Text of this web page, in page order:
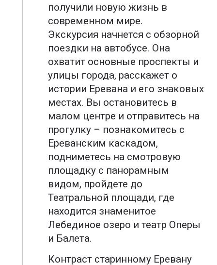
получили новую жизнь в
современном мире.
Экскурсия начнется с обзорной
поездки на автобусе. Она
охватит основные проспекты и
улицы города, расскажет о
истории Еревана и его знаковых
местах. Вы остановитесь в
малом центре и отправитесь на
прогулку – познакомитесь с
Ереванским каскадом,
подниметесь на смотровую
площадку с панорамным
видом, пройдете до
Театральной площади, где
находится знаменитое
Лебединое озеро и театр Оперы
и Балета.
Контраст старинному Еревану